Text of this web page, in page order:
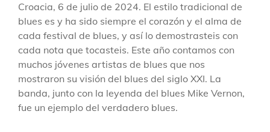
Croacia, 6 de julio de 2024. El estilo tradicional de
blues es y ha sido siempre el corazón y el alma de
cada festival de blues, y así lo demostrasteis con
cada nota que tocasteis. Este año contamos con
muchos jóvenes artistas de blues que nos
mostraron su visión del blues del siglo XXI. La
banda, junto con la leyenda del blues Mike Vernon,
fue un ejemplo del verdadero blues.